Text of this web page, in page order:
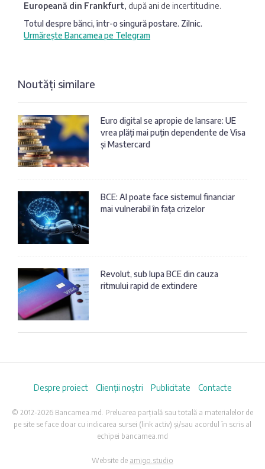
Europeană din Frankfurt, după ani de incertitudine.
Totul despre bănci, într-o singură postare. Zilnic.
Urmărește Bancamea pe Telegram
Noutăți similare
Euro digital se apropie de lansare: UE
vrea plăți mai puțin dependente de Visa
și Mastercard
BCE: AI poate face sistemul financiar
mai vulnerabil în fața crizelor
Revolut, sub lupa BCE din cauza
ritmului rapid de extindere
Despre proiect Clienții noștri Publicitate Contacte
© 2012-2026 Bancamea.md. Preluarea parțială sau totală a materialelor de
pe site se face doar cu indicarea sursei (link activ) și/sau acordul în scris al
echipei bancamea.md
Website de amigo.studio